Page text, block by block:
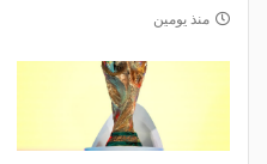
منذ يومين